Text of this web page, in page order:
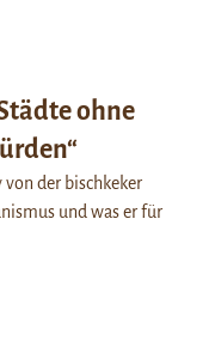
ohne
der bischkeker
und was er für